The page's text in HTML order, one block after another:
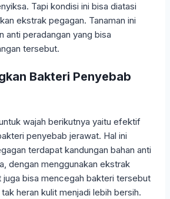
Tapi kondisi ini bisa diatasi
ekstrak pegagan. Tanaman ini
anti peradangan yang bisa
tersebut.
Bakteri Penyebab
wajah berikutnya yaitu efektif
penyebab jerawat. Hal ini
terdapat kandungan bahan anti
dengan menggunakan ekstrak
juga bisa mencegah bakteri tersebut
heran kulit menjadi lebih bersih.